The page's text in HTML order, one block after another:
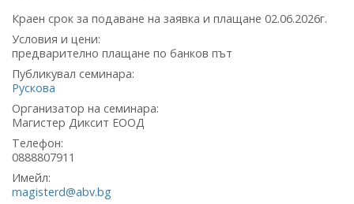
Краен срок за подаване на заявка и плащане 02.06.2026г.
Условия и цени:
предварително плащане по банков път
Публикувал семинара:
Рускова
Организатор на семинара:
Магистер Диксит ЕООД
Телефон:
0888807911
Имейл:
magisterd@abv.bg